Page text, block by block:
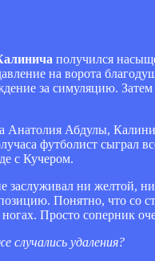
получился
на ворота
за симуляцию.
Абдулы,
футболист сыграл
с Кучером.
заслуживал ни желтой,
Понятно, что со
Просто соперник
случались удаления?